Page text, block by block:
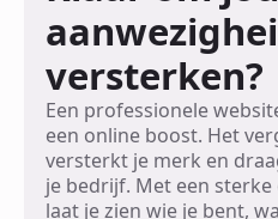
versterken?
Een professionele
een online boost. Het
versterkt je merk en
je bedrijf. Met een
laat je zien wie je bent,